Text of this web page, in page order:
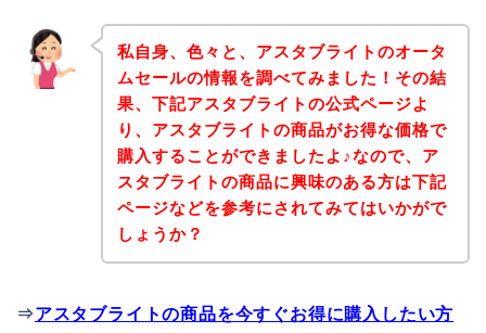
私自身、色々と、アスタブライトのオータ
ムセールの情報を調べてみました！その結
果、下記アスタブライトの公式ページよ
り、アスタブライトの商品がお得な価格で
購入することができましたよ♪なので、ア
スタブライトの商品に興味のある方は下記
ページなどを参考にされてみてはいかがで
しょうか？
⇒アスタブライトの商品を今すぐお得に購入したい方